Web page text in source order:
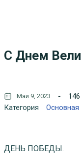
С Днем
Май 9, 2023 146
Категория
Основная
ДЕНЬ ПОБЕДЫ.